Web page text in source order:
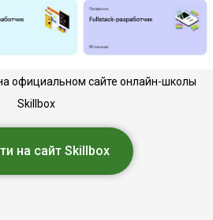
официальном сайте онлайн-школы
Skillbox
на сайт Skillbox